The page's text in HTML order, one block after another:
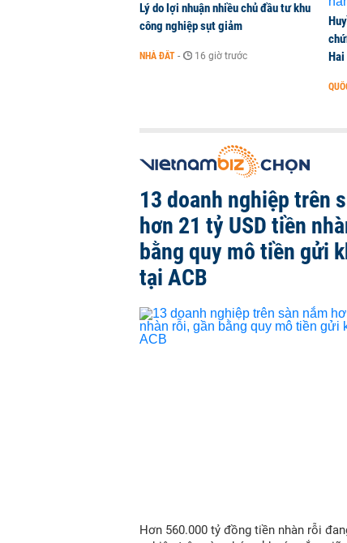
Lý do lợi nhuận nhiều chủ đầu tư khu
công nghiệp sụt giảm
NHÀ ĐẤT - 16 giờ trước
Hai
13 doanh nghiệp trên
hơn 21 tỷ USD tiền
bằng quy mô tiền gửi
tại ACB
Hơn 560.000 tỷ đồng tiền nhàn rỗi